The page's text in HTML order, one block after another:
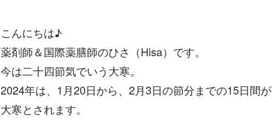
こんにちは♪
薬剤師＆国際薬膳師のひさ（Hisa）です。
今は二十四節気でいう大寒。
2024年は、1月20日から、2月3日の節分までの15日間が
大寒とされます。